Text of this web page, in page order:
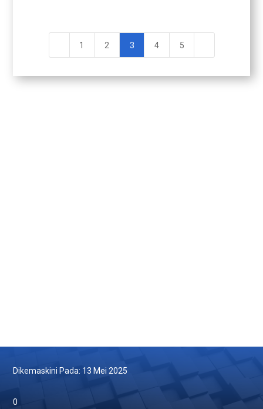
1 2 3 4 5
Dikemaskini Pada: 13 Mei 2025
0